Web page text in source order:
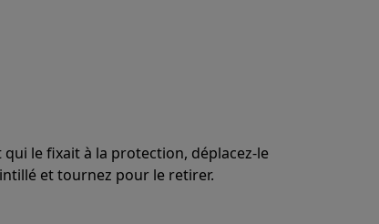
le fixait à la protection, déplacez-le
et tournez pour le retirer.